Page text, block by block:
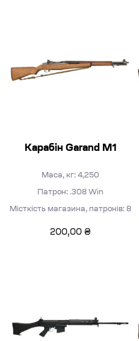
Карабін Garand M1
Маса, кг: 4,250
Патрон: .308 Win
Місткість магазина, патронів: 8
200,00 ₴